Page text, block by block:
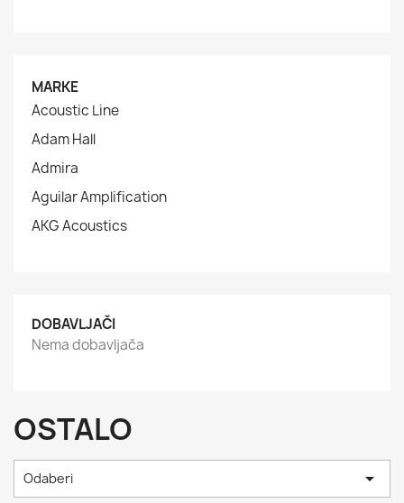
MARKE
Acoustic Line
Adam Hall
Admira
Aguilar Amplification
AKG Acoustics
DOBAVLJAČI
Nema dobavljača
OSTALO
Odaberi 